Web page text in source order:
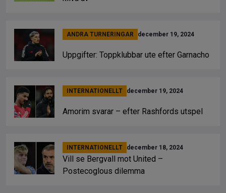
ANDRA TURNERINGAR december 19, 2024
Uppgifter: Toppklubbar ute efter Garnacho
INTERNATIONELLT december 19, 2024
Amorim svarar – efter Rashfords utspel
INTERNATIONELLT december 18, 2024
Vill se Bergvall mot United –
Postecoglous dilemma